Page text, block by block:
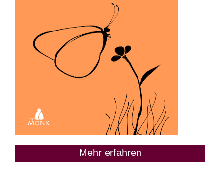
Mehr erfahren